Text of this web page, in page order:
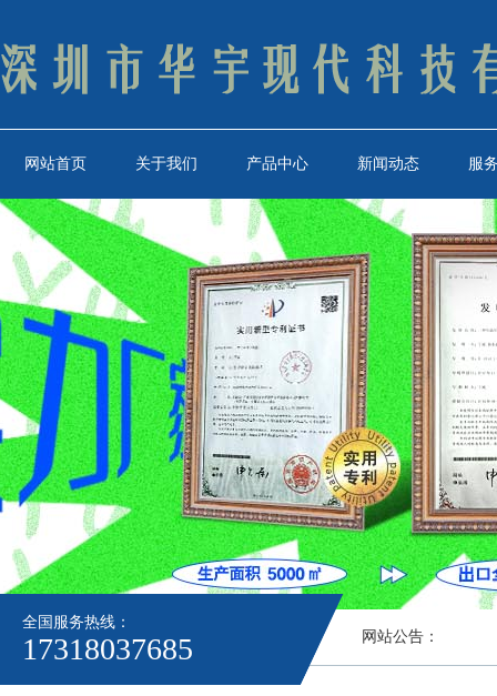
网站首页 关于我们 产品中心 新闻动态 服
全国服务热线：
17318037685 网站公告：